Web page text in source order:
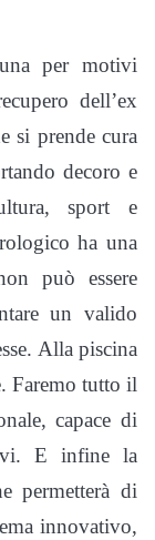
per motivi
dell’ex
si prende cura
decoro e
sport e
ha una
può essere
un valido
Alla piscina
Faremo tutto il
capace di
E infine la
permetterà di
innovativo,